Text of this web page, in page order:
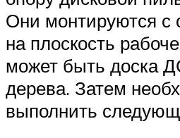
Они монтируются с
на плоскость
может быть доска
дерева. Затем
выполнить